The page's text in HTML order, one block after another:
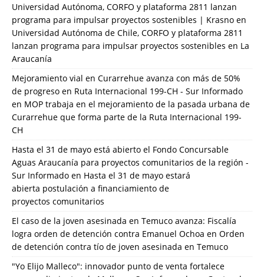
Universidad Autónoma, CORFO y plataforma 2811 lanzan
programa para impulsar proyectos sostenibles | Krasno en
Universidad Autónoma de Chile, CORFO y plataforma 2811
lanzan programa para impulsar proyectos sostenibles en La
Araucanía
Mejoramiento vial en Curarrehue avanza con más de 50%
de progreso en Ruta Internacional 199-CH - Sur Informado
en MOP trabaja en el mejoramiento de la pasada urbana de
Curarrehue que forma parte de la Ruta Internacional 199-
CH
Hasta el 31 de mayo está abierto el Fondo Concursable
Aguas Araucanía para proyectos comunitarios de la región -
Sur Informado en Hasta el 31 de mayo estará
abierta postulación a financiamiento de
proyectos comunitarios
El caso de la joven asesinada en Temuco avanza: Fiscalía
logra orden de detención contra Emanuel Ochoa en Orden
de detención contra tío de joven asesinada en Temuco
"Yo Elijo Malleco": innovador punto de venta fortalece